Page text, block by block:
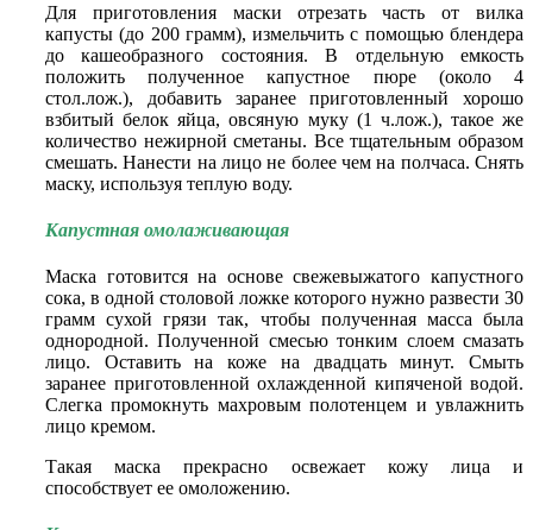
Для приготовления маски отрезать часть от вилка
капусты (до 200 грамм), измельчить с помощью блендера
до кашеобразного состояния. В отдельную емкость
положить полученное капустное пюре (около 4
стол.лож.), добавить заранее приготовленный хорошо
взбитый белок яйца, овсяную муку (1 ч.лож.), такое же
количество нежирной сметаны. Все тщательным образом
смешать. Нанести на лицо не более чем на полчаса. Снять
маску, используя теплую воду.
Капустная омолаживающая
Маска готовится на основе свежевыжатого капустного
сока, в одной столовой ложке которого нужно развести 30
грамм сухой грязи так, чтобы полученная масса была
однородной. Полученной смесью тонким слоем смазать
лицо. Оставить на коже на двадцать минут. Смыть
заранее приготовленной охлажденной кипяченой водой.
Слегка промокнуть махровым полотенцем и увлажнить
лицо кремом.
Такая маска прекрасно освежает кожу лица и
способствует ее омоложению.